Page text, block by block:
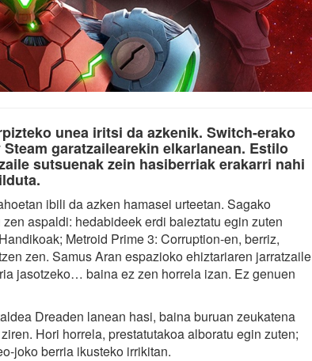
unea iritsi da azkenik. Switch-erako
garatzailearekin elkarlanean. Estilo
sutsuenak zein hasiberriak erakarri nahi
ibili da azken hamasei urteetan. Sagako
aspaldi: hedabideek erdi baieztatu egin zuten
Metroid Prime 3: Corruption-en, berriz,
zen. Samus Aran espazioko ehiztariaren jarratzaile
jasotzeko… baina ez zen horrela izan. Ez genuen
Dreaden lanean hasi, baina buruan zeukatena
Hori horrela, prestatutakoa alboratu egin zuten;
joko berria ikusteko irrikitan.